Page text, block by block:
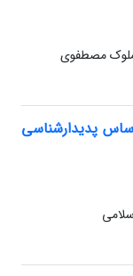
مصطفوی
پدیدارشناسی